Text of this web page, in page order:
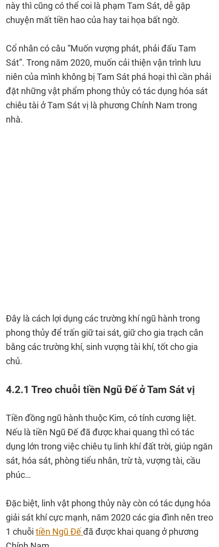
này thì cũng có thể coi là phạm Tam Sát, dễ gặp
chuyện mất tiền hao của hay tai họa bất ngờ.
Cổ nhân có câu “Muốn vượng phát, phải đấu Tam
Sát”. Trong năm 2020, muốn cải thiện vận trình lưu
niên của mình không bị Tam Sát phá hoại thì cần phải
đặt những vật phẩm phong thủy có tác dụng hóa sát
chiêu tài ở Tam Sát vị là phương Chính Nam trong
nhà.
Đây là cách lợi dụng các trường khí ngũ hành trong
phong thủy để trấn giữ tai sát, giữ cho gia trạch cân
bằng các trường khí, sinh vượng tài khí, tốt cho gia
chủ.
4.2.1 Treo chuỗi tiền Ngũ Đế ở Tam Sát vị
Tiền đồng ngũ hành thuộc Kim, có tính cương liệt.
Nếu là tiền Ngũ Đế đã được khai quang thì có tác
dụng lớn trong việc chiêu tụ linh khí đất trời, giúp ngăn
sát, hóa sát, phòng tiểu nhân, trừ tà, vượng tài, cầu
phúc…
Đặc biệt, linh vật phong thủy này còn có tác dụng hóa
giải sát khí cực mạnh, năm 2020 các gia đình nên treo
1 chuỗi tiền Ngũ Đếđã được khai quang ở phương